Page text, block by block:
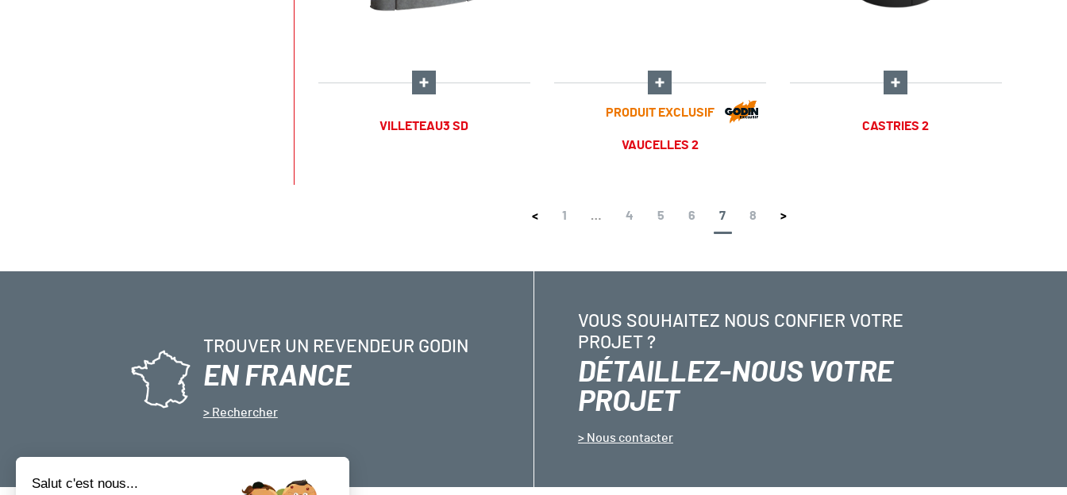
VILLETEAU3 SD
VAUCELLES 2
PRODUIT EXCLUSIF
CASTRIES 2
< 1 … 4 5 6 7 8 >
TROUVER UN REVENDEUR GODIN
EN FRANCE
Rechercher
VOUS SOUHAITEZ NOUS CONFIER VOTRE
PROJET ?
DÉTAILLEZ-NOUS VOTRE
PROJET
Nous contacter
Salut c'est nous...